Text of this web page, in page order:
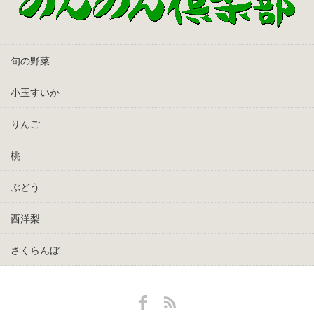
旬の野菜
小玉すいか
りんご
桃
ぶどう
西洋梨
さくらんぼ